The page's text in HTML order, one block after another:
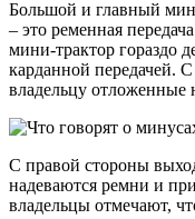
Большой и главный
– это ременная
мини-трактор гораздо
карданной передачей.
владельцу
С правой стороны
надеваются ремни и
владельцы отмечают,